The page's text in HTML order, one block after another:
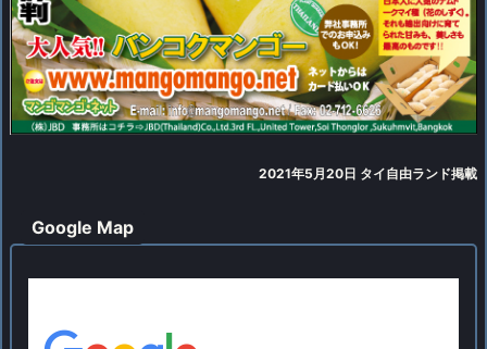
2021年5月20日 タイ自由ランド掲載
Google Map